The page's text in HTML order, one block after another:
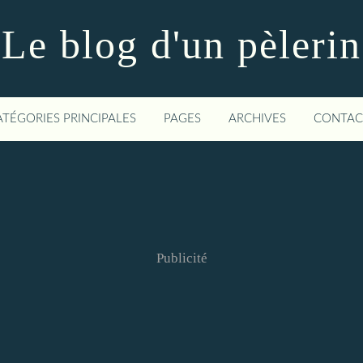
Le blog d'un pèlerin
PRINCIPALES PAGES ARCHIVES
Publicité